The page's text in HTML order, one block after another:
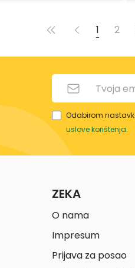
1 2
Odabirom
uslove korištenja.
ZEKA
O nama
Impresum
Prijava za posao